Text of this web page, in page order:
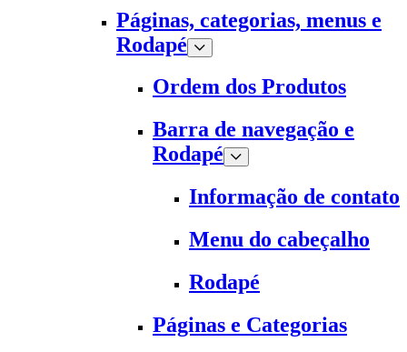
Páginas, categorias, menus e
Rodapé
Ordem dos Produtos
Barra de navegação e
Rodapé
Informação de contato
Menu do cabeçalho
Rodapé
Páginas e Categorias